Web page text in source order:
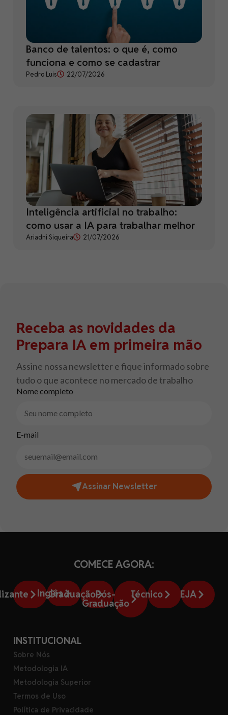
Banco de talentos: o que é, como
funciona e como se cadastrar
Pedro Luis 22/07/2026
Inteligência artificial no trabalho:
como usar a IA para trabalhar melhor
Ariadni Siqueira 21/07/2026
Receba as novidades da
Prepara IA em primeira mão
Assine nossa newsletter e fique informado sobre
tudo o que acontece no mercado de trabalho
Nome completo
E-mail
Assinar Newsletter
COMECE AGORA:
Inglês
GraduaçãoPós-
Graduação
Técnico EJA
INSTITUCIONAL
Sobre Nós
Metodologia IA
Metodologia Superior
Termos de Uso
Política de Privacidade